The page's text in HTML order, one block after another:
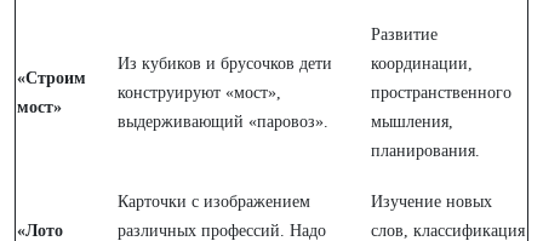
«Строим
мост»
Из кубиков и брусочков дети
конструируют «мост»,
выдерживающий «паровоз».
Развитие
координации,
пространственного
мышления,
планирования.
«Лото
Карточки с изображением
различных профессий. Надо
Изучение новых
слов, классификация